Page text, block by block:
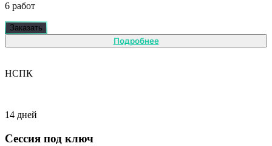
6 работ
Заказать
Подробнее
НСПК
14 дней
Сессия под ключ